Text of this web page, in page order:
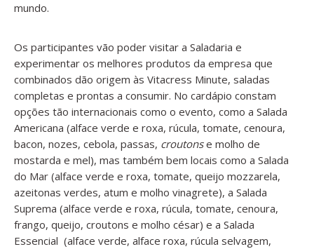
mundo.
Os participantes vão poder visitar a Saladaria e
experimentar os melhores produtos da empresa que
combinados dão origem às Vitacress Minute, saladas
completas e prontas a consumir. No cardápio constam
opções tão internacionais como o evento, como a Salada
Americana (alface verde e roxa, rúcula, tomate, cenoura,
bacon, nozes, cebola, passas, croutonse molho de
mostarda e mel), mas também bem locais como a Salada
do Mar (alface verde e roxa, tomate, queijo mozzarela,
azeitonas verdes, atum e molho vinagrete), a Salada
Suprema (alface verde e roxa, rúcula, tomate, cenoura,
frango, queijo, croutons e molho césar) e a Salada
Essencial (alface verde, alface roxa, rúcula selvagem,